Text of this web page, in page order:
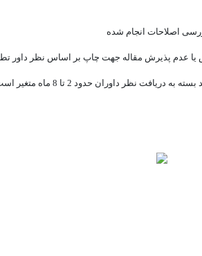
نظر داوران حدود 2 تا 8 ماه متغیر است.